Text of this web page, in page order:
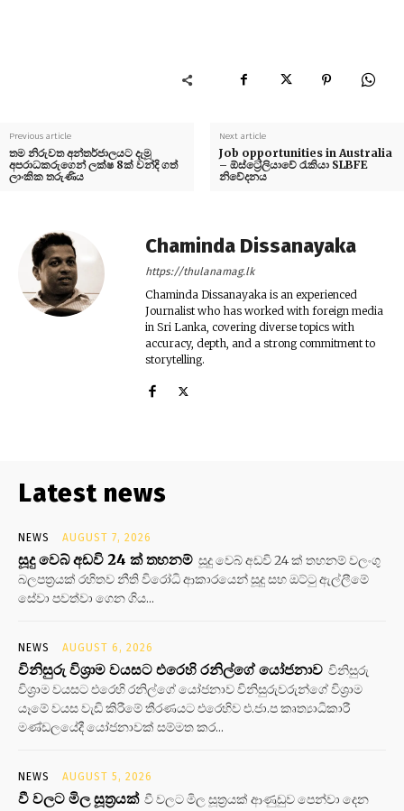
Previous article
තම නිරුවත අන්තර්ජාලයට දැමූ
අපරාධකරුගෙන් ලක්ෂ 8ක් වන්දි ගත්
ලාංකික තරුණිය
Next article
Job opportunities in Australia
– ඕස්ට්‍රේලියාවේ රැකියා SLBFE
නිවේදනය
Chaminda Dissanayaka
https://thulanamag.lk
Chaminda Dissanayaka is an experienced
Journalist who has worked with foreign media
in Sri Lanka, covering diverse topics with
accuracy, depth, and a strong commitment to
storytelling.
Latest news
NEWS AUGUST 7, 2026
සූදු වෙබ් අඩවි 24 ක් තහනම් සූදු වෙබ් අඩවි 24 ක් තහනම් වලංගු
බලපත්‍රයක් රහිතව නීති විරෝධි ආකාරයෙන් සූදු සහ ඔට්ටු ඇල්ලීමේ
සේවා පවත්වා ගෙන ගිය...
NEWS AUGUST 6, 2026
විනිසුරු විශ්‍රාම වයසට එරෙහි රනිල්ගේ යෝජනාව විනිසුරු
විශ්‍රාම වයසට එරෙහි රනිල්ගේ යෝජනාව විනිසුරුවරුන්ගේ විශ්‍රාම
යෑමේ වයස වැඩි කිරීමේ තීරණයට එරෙහිව එ.ජා.ප කෘත්‍යාධිකාරී
මණ්ඩලයේදී යෝජනාවක් සම්මත කර...
NEWS AUGUST 5, 2026
වී වලට මිල සූත්‍රයක් වී වලට මිල සූත්‍රයක් ආණුඩුව පෙන්වා දෙන